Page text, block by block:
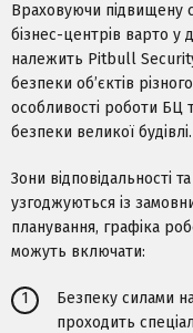
Враховуючи підвищену
бізнес-центрів варто у
належить Pitbull
безпеки об’єктів
особливості роботи БЦ
безпеки великої будівлі.
Зони відповідальності
узгоджуються із
планування, графіка
можуть включати:
1
Безпеку силами
проходить